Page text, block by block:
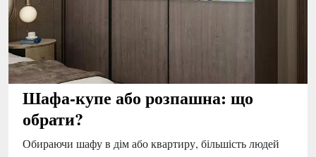
Шафа-купе або розпашна: що
обрати?
Обираючи шафу в дім або квартиру, більшість людей